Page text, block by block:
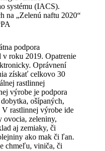
systému (IACS).
na „Zelenú naftu 2020“
podpora
v roku 2019. Opatrenie
Oprávnení
získať celkovo 30
rastlinnej
výrobe je podpora
ošípaných,
rastlinnej výrobe ide
ovocia, zeleniny,
aj zemiaky, či
ako mak či ľan.
chmeľu, viniča, či